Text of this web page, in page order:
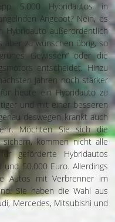
5.000 Hybridautos in
Angebot? Nein, es
Hybridauto außerordentlich
aber zu wünschen übrig, so
Gewissen“ oder die
entscheidet. Hinzu
Jahren noch stärker
heute ein Hybridauto zu
und mit einer besseren
deswegen krankt auch
Möchten Sie sich die
kommen nicht alle
geförderte Hybridautos
50.000 Euro. Allerdings
Autos mit Verbrenner im
Sie haben die Wahl aus
Mercedes, Mitsubishi und